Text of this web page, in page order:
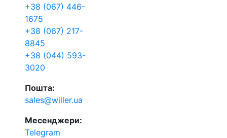
+38 (067) 446-
1675
+38 (067) 217-
8845
+38 (044) 593-
3020
Пошта:
sales@willer.ua
Месенджери:
Telegram